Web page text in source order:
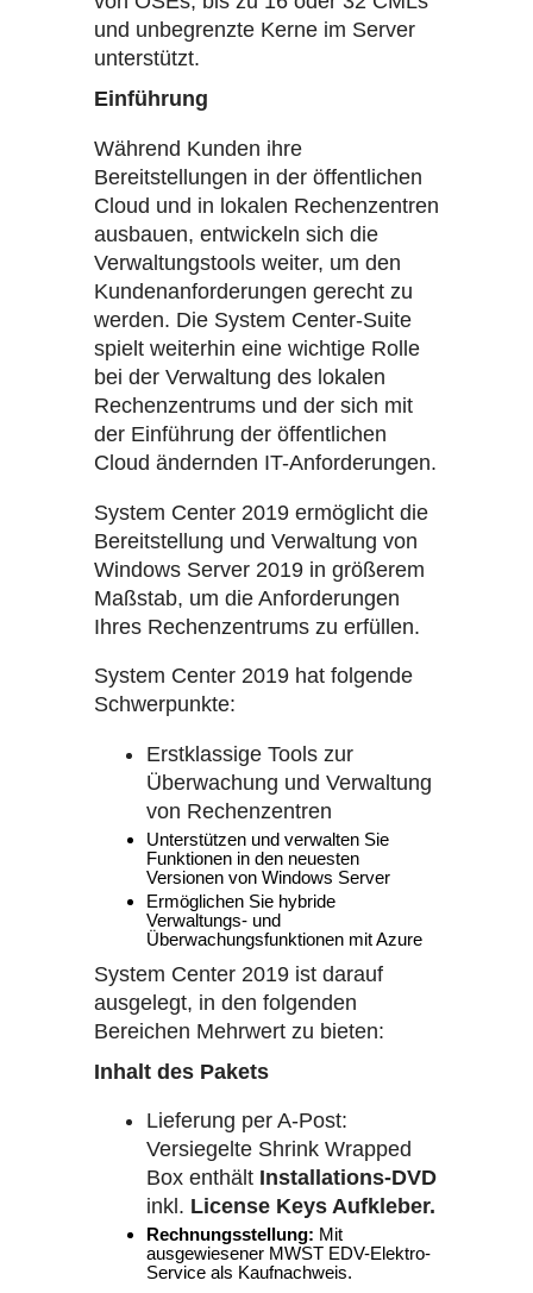
und unbegrenzte Kerne im Server
unterstützt.
Einführung
Während Kunden ihre
Bereitstellungen in der öffentlichen
Cloud und in lokalen Rechenzentren
ausbauen, entwickeln sich die
Verwaltungstools weiter, um den
Kundenanforderungen gerecht zu
werden. Die System Center-Suite
spielt weiterhin eine wichtige Rolle
bei der Verwaltung des lokalen
Rechenzentrums und der sich mit
der Einführung der öffentlichen
Cloud ändernden IT-Anforderungen.
System Center 2019 ermöglicht die
Bereitstellung und Verwaltung von
Windows Server 2019 in größerem
Maßstab, um die Anforderungen
Ihres Rechenzentrums zu erfüllen.
System Center 2019 hat folgende
Schwerpunkte:
Erstklassige Tools zur
Überwachung und Verwaltung
von Rechenzentren
Unterstützen und verwalten Sie
Funktionen in den neuesten
Versionen von Windows Server
Ermöglichen Sie hybride
Verwaltungs- und
Überwachungsfunktionen mit Azure
System Center 2019 ist darauf
ausgelegt, in den folgenden
Bereichen Mehrwert zu bieten:
Inhalt des Pakets
Lieferung per A-Post:
Versiegelte Shrink Wrapped
Box enthält Installations-DVD
inkl. License Keys Aufkleber.
Rechnungsstellung: Mit
ausgewiesener MWST EDV-Elektro-
Service als Kaufnachweis.